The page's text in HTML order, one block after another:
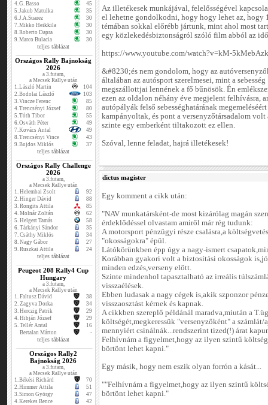
4.G. Basso
45
5.Jakub Matulka
35
6.J.A.Suarez
30
7.Mikko Heikkila
30
8.Roberto Dapra
30
9.Marco Bulacia 30
teljes táblázat
Országos Rally Bajnokság
2026
a 3.futam,
a Mecsek Rallye után
1.László Martin
104
2.Bodolai László
103
3.Vincze Ferenc
85
4.Trencsényi József
80
5.Tóth Tibor
55
6.Osváth Péter
49
7.Kovács Antal
49
8.Trencsényi Vince
43
9.Bujdos Miklós 37
teljes táblázat
Országos Rally Challenge
2026
a 3.futam,
a Mecsek Rallye után
1. Helembai Zsolt
92
2. Hinger Dávid
88
3. Rongits Attila
85
4. Molnár Zoltán
62
5. Helgert Tamás
58
6. Tárkányi Sándor
35
7. Csáthy Miklós
34
8. Nagy Gábor
27
9. Ruszkai Attila 24
teljes táblázat
Peugeot 208 Rally4 Cup
Hungary
a 3.futam,
a Mecsek Rallye után
1. Faltusz Dávid
38
2. Zagyva Dorka
34
3. Herczig Patrik
29
4. Hibján József
29
5. Tellér Antal
16
Bertalan Márton
-
teljes táblázat
Országos Rally2
Bajnokság 2026
a 3.futam,
a Mecsek Rallye után
1.Békési Richárd
70
2.Himmer Attila
51
3.Simon György
47
4.Kerekes Bence
42
Az illetékesek munkájával, felelősségével
el lehetne gondolkodni, hogy hogy lehet az, hogy
témában sokkal előrébb jártunk, mint ahol most
egy közlekedésbiztonságról szóló film abból az
https://www.youtube.com/watch?v=kM-5kMebAzk
&#8230;és nem gondolom, hogy az
általában az autósport szerelmesei, mint a sebesség
megszállottjai lennének a fő bűnösök. Én
ezen az oldalon néhány éve megjelent felhívásra,
autópályák felső sebességhatárának megemeléséért
kampányoltak, és pont a versenyzőtársadalom volt
szinte egy emberként tiltakozott ez ellen.
Szóval, lenne feladat, hajrá illetékesek!
dictus magister
Egy komment a cikk után:
"NAV munkatársként-de most kizárólag magán
érdeklődéssel olvastam amiről már rég tudunk:
A motorsport pénzügyi része csalásra,a
"okosságokra" épül.
Látókörünkben épp úgy a nagy-ismert
Korábban gyakori volt a biztosítási okosságok
minden edzés,verseny előtt.
Szinte mindenhol tapasztalható az irreális
visszaélések.
Ebben ludasak a nagy cégek is,akik szponzor
visszaosztást kérnek és kapnak.
A cikkben szereplő példánál maradva,miután a
költségét,megkeressük "versenyzőként" a
mennyiért csinálnák...rendszerint tized(!) árat
Felhívnám a figyelmet,hogy az ilyen szintű
börtönt lehet kapni."
Egy másik, hogy nem eszik olyan forrón a kását...
""Felhívnám a figyelmet,hogy az ilyen szintű
börtönt lehet kapni."